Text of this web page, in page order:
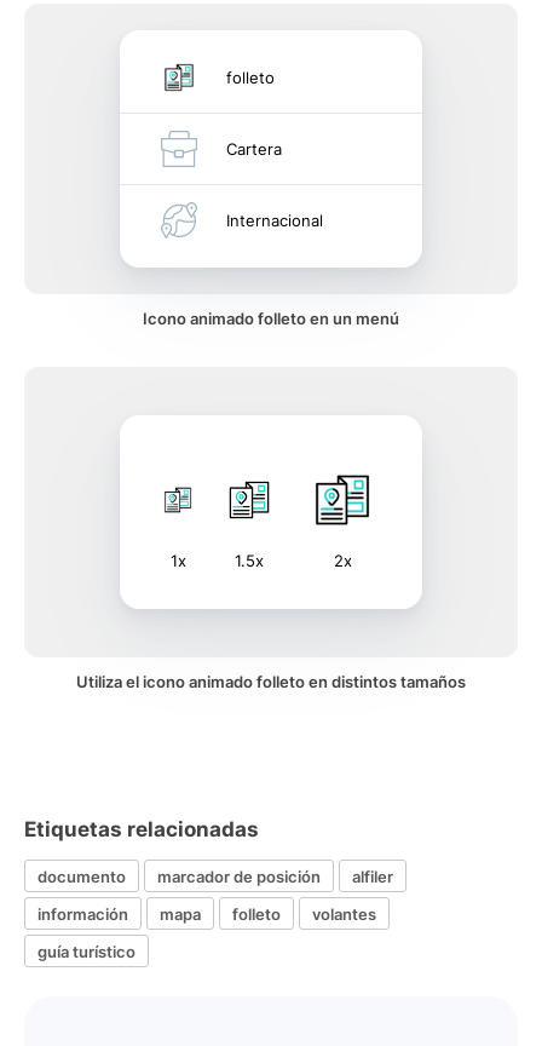
folleto
Cartera
Internacional
Icono animado folleto en un menú
1x 1.5x 2x
Utiliza el icono animado folleto en distintos tamaños
Etiquetas relacionadas
documento marcador de posición
alfiler
información
mapa folleto
volantes
guía turístico